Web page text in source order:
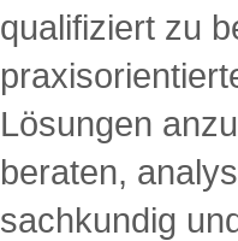
qualifiziert zu
Lösungen
beraten,
sachkundig